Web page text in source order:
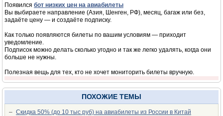
Появился бот низких цен на авиабилеты
Вы выбираете направление (Азия, Шенген, РФ), месяц, багаж или без,
задаёте цену — и создаёте подписку.
Как только появляются билеты по вашим условиям — приходит
уведомление.
Подписок можно делать сколько угодно и так же легко удалять, когда они
больше не нужны.
Полезная вещь для тех, кто не хочет мониторить билеты вручную.
ПОХОЖИЕ ТЕМЫ
– Скидка 50% (до 10 тыс руб) на авиабилеты из России в Китай